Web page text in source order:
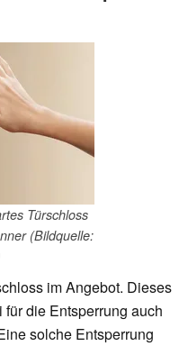
Türschloss
(Bildquelle:
im Angebot. Dieses
die Entsperrung auch
solche Entsperrung